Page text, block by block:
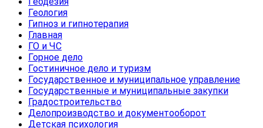
Геология
Гипноз и гипнотерапия
Главная
ГО и ЧС
Горное дело
Гостиничное дело и туризм
Государственное и муниципальное управление
Государственные и муниципальные закупки
Градостроительство
Делопроизводство и документооборот
Детская психология